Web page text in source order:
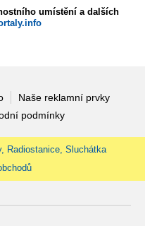
umístění a dalších
Naše reklamní prvky
podmínky
Radiostanice, Sluchátka